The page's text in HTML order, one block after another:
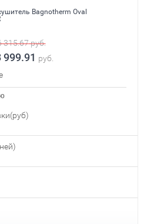
Bagnotherm Oval
315.67руб.
999.91 руб.